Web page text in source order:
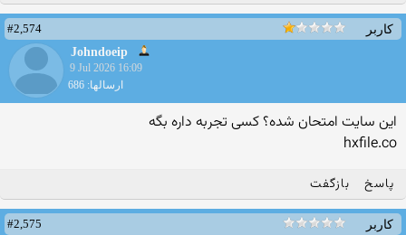
کاربر
#2,574
Johndoeip
9 Jul 2026 16:09
ارسالها: 686
این سایت امتحان شده؟ کسی تجربه داره بگه
hxfile.co
پاسخ بازگفت
کاربر
#2,575